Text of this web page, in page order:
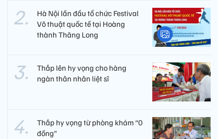
Hà Nội lần đầu tổ chức Festival
Võ thuật quốc tế tại Hoàng
thành Thăng Long
Thắp lên hy vọng cho hàng
ngàn thân nhân liệt sĩ
Thắp hy vọng từ phòng khám “0
đồng”